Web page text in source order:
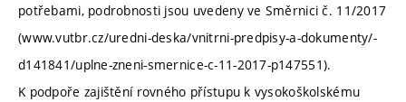
potřebami, podrobnosti jsou uvedeny ve Směrnici č. 11/2017
(www.vutbr.cz/uredni-deska/vnitrni-predpisy-a-dokumenty/-
d141841/uplne-zneni-smernice-c-11-2017-p147551).
K podpoře zajištění rovného přístupu k vysokoškolskému